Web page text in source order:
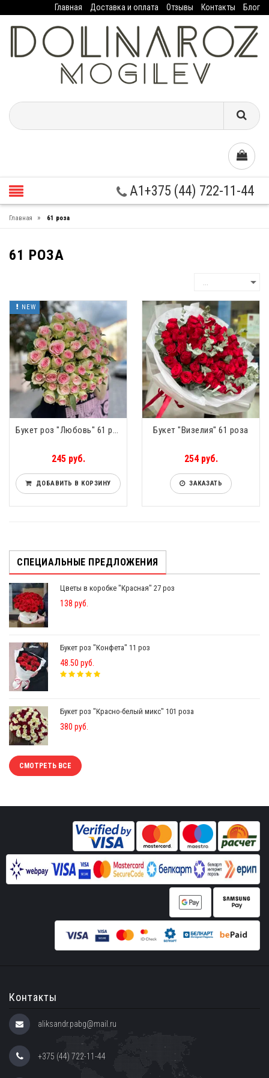
Главная Доставка и оплата Отзывы Контакты Блог
A1+375 (44) 722-11-44
Главная » 61 роза
61 РОЗА
NEW
Букет роз "Любовь" 61 роза
245 руб.
ДОБАВИТЬ В КОРЗИНУ
Букет "Визелия" 61 роза
254 руб.
ЗАКАЗАТЬ
СПЕЦИАЛЬНЫЕ ПРЕДЛОЖЕНИЯ
Цветы в коробке "Красная" 27 роз
138 руб.
Букет роз "Конфета" 11 роз
48.50 руб.
Букет роз "Красно-белый микс" 101 роза
380 руб.
СМОТРЕТЬ ВСЕ
Контакты
aliksandr.pabg@mail.ru
+375 (44) 722-11-44